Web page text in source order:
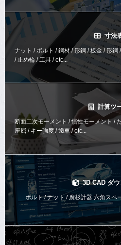
寸法
ナット / ボルト / 鋼材 / 形鋼 / 板金 / 形
/ 止め輪 / 工具 / etc...
計算ツ
断面二次モーメント / 慣性モーメント /
座屈 / キー強度 / 歯車 / etc...
3D CAD ダ
ボルト / ナット / 廣杉計器 六角スペ